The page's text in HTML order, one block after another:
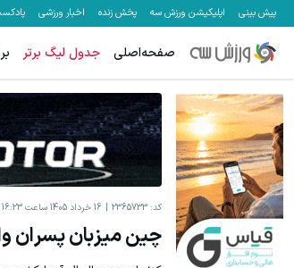
پیش بینی اپلیکیشن ورزش سه پخش زنده اخبار ورزشی
صفحه‌اصلی جدول لیگ برتر
کد: 2365733 16 خرداد 1405 ساعت 16:23
چین میزبان پسران